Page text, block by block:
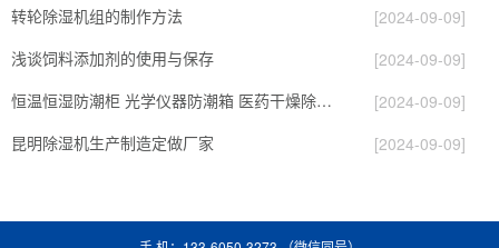
转轮除湿机组的制作方法
[2024-09-09]
浅谈饲料添加剂的使用与保存
[2024-09-09]
恒温恒湿防潮柜 光学仪器防潮箱 医药干燥除湿设备
[2024-09-09]
昆明除湿机生产制造定做厂家
[2024-09-09]